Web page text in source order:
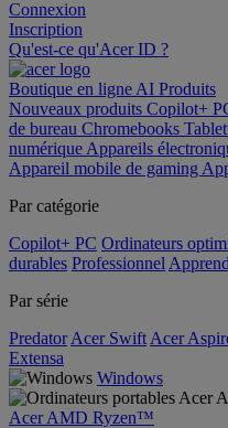
Connexion
Inscription
Qu'est-ce qu'Acer ID ?
Boutique en ligne AI Produits
Nouveaux produits Copilot+
de bureau Chromebooks
numérique Appareils
Appareil mobile de gaming
Par catégorie
Copilot+ PC Ordinateurs
durables Professionnel
Par série
Predator Acer Swift Acer
Extensa
Windows
Acer AMD Ryzen™